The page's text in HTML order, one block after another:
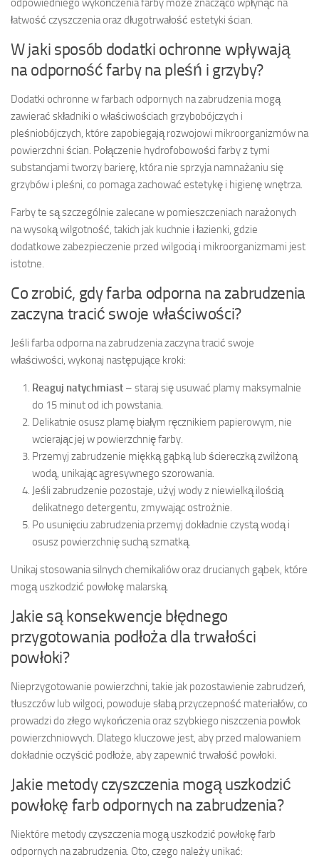
odpowiedniego wykończenia farby może znacząco wpłynąć na
łatwość czyszczenia oraz długotrwałość estetyki ścian.
W jaki sposób dodatki ochronne wpływają
na odporność farby na pleśń i grzyby?
Dodatki ochronne w farbach odpornych na zabrudzenia mogą
zawierać składniki o właściwościach grzybobójczych i
pleśniobójczych, które zapobiegają rozwojowi mikroorganizmów na
powierzchni ścian. Połączenie hydrofobowości farby z tymi
substancjami tworzy barierę, która nie sprzyja namnażaniu się
grzybów i pleśni, co pomaga zachować estetykę i higienę wnętrza.
Farby te są szczególnie zalecane w pomieszczeniach narażonych
na wysoką wilgotność, takich jak kuchnie i łazienki, gdzie
dodatkowe zabezpieczenie przed wilgocią i mikroorganizmami jest
istotne.
Co zrobić, gdy farba odporna na zabrudzenia
zaczyna tracić swoje właściwości?
Jeśli farba odporna na zabrudzenia zaczyna tracić swoje
właściwości, wykonaj następujące kroki:
Reaguj natychmiast – staraj się usuwać plamy maksymalnie
do 15 minut od ich powstania.
Delikatnie osusz plamę białym ręcznikiem papierowym, nie
wcierając jej w powierzchnię farby.
Przemyj zabrudzenie miękką gąbką lub ściereczką zwilżoną
wodą, unikając agresywnego szorowania.
Jeśli zabrudzenie pozostaje, użyj wody z niewielką ilością
delikatnego detergentu, zmywając ostrożnie.
Po usunięciu zabrudzenia przemyj dokładnie czystą wodą i
osusz powierzchnię suchą szmatką.
Unikaj stosowania silnych chemikaliów oraz drucianych gąbek, które
mogą uszkodzić powłokę malarską.
Jakie są konsekwencje błędnego
przygotowania podłoża dla trwałości
powłoki?
Nieprzygotowanie powierzchni, takie jak pozostawienie zabrudzeń,
tłuszczów lub wilgoci, powoduje słabą przyczepność materiałów, co
prowadzi do złego wykończenia oraz szybkiego niszczenia powłok
powierzchniowych. Dlatego kluczowe jest, aby przed malowaniem
dokładnie oczyścić podłoże, aby zapewnić trwałość powłoki.
Jakie metody czyszczenia mogą uszkodzić
powłokę farb odpornych na zabrudzenia?
Niektóre metody czyszczenia mogą uszkodzić powłokę farb
odpornych na zabrudzenia. Oto, czego należy unikać: